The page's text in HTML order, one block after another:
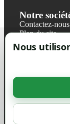
Nous
Notre
Contactez-nous
Plan du site
Magasin
Mentions
Politique de
Votre